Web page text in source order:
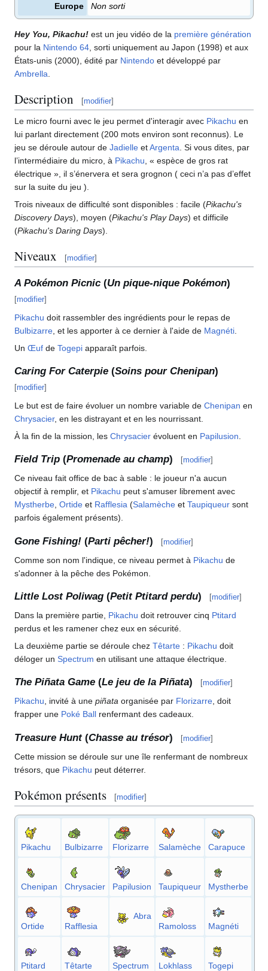
Europe Non sorti
Hey You, Pikachu! est un jeu vidéo de la première génération
pour la Nintendo 64 , sorti uniquement au Japon (1998) et aux
États-unis (2000), édité par Nintendo et développé par
Ambrella
Description [modifier]
Le micro fourni avec le jeu permet d'interagir avec Pikachu en
lui parlant directement (200 mots environ sont reconnus). Le
jeu se déroule autour de Jadielle etArgenta . Si vous dites, par
l’intermédiaire du micro, à Pikachu , « espèce de gros rat
électrique », il s’énervera et sera grognon ( ceci n’a pas d’effet
sur la suite du jeu ).
Trois niveaux de difficulté sont disponibles : facile (Pikachu's
Discovery Days), moyen (Pikachu's Play Days) et difficile
(Pikachu's Daring Days).
Niveaux [modifier]
A Pokémon Picnic (Un pique-nique Pokémon)
[modifier]
Pikachu doit rassembler des ingrédients pour le repas de
Bulbizarre , et les apporter à ce dernier à l'aide de Magnéti
Un Œuf de Togepi apparaît parfois.
Caring For Caterpie (Soins pour Chenipan)
[modifier]
Le but est de faire évoluer un nombre variable de Chenipan en
Chrysacier, en les distrayant et en les nourrissant.
À la fin de la mission, les Chrysacier évoluent en Papilusion
Field Trip (Promenade au champ) [modifier]
Ce niveau fait office de bac à sable : le joueur n'a aucun
objectif à remplir, et Pikachu peut s'amuser librement avec
Mystherbe, Ortide et Rafflesia (Salamèche et Taupiqueur sont
parfois également présents).
Gone Fishing! (Parti pêcher!) [modifier]
Comme son nom l'indique, ce niveau permet à Pikachu de
s'adonner à la pêche des Pokémon.
Little Lost Poliwag (Petit Ptitard perdu) [modifier]
Dans la première partie, Pikachu doit retrouver cinq Ptitard
perdus et les ramener chez eux en sécurité.
La deuxième partie se déroule chez Têtarte : Pikachu doit
déloger un Spectrum en utilisant une attaque électrique.
The Piñata Game (Le jeu de la Piñata) [modifier]
Pikachu, invité à une piñata organisée par Florizarre, doit
frapper une Poké Ball renfermant des cadeaux.
Treasure Hunt(Chasse au trésor) [modifier]
Cette mission se déroule sur une île renfermant de nombreux
trésors, que Pikachu peut déterrer.
Pokémon présents [modifier]
Pikachu Bulbizarre Florizarre Salamèche Carapuce
Chenipan Chrysacier Papilusion Taupiqueur Mystherbe
Ortide Rafflesia
Abra
Ramoloss
Magnéti
Ptitard Têtarte Spectrum Lokhlass Togepi